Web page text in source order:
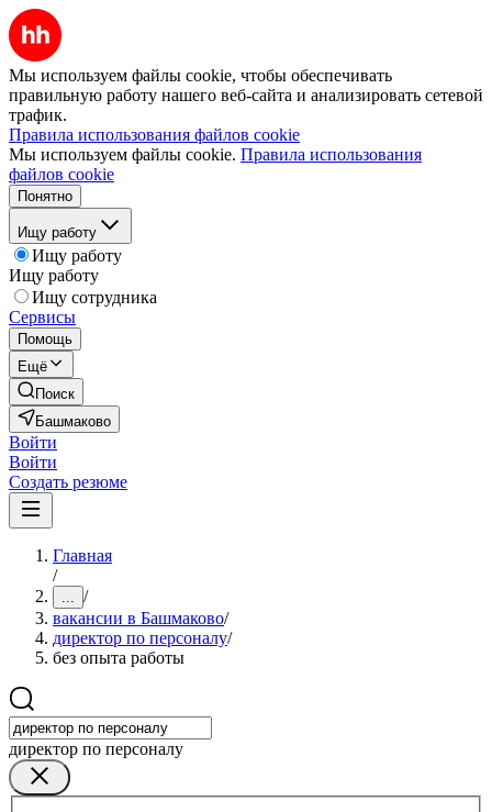
Мы используем файлы cookie, чтобы обеспечивать
правильную работу нашего веб-сайта и анализировать сетевой
трафик.
Правила использования файлов cookie
Мы используем файлы cookie. Правила использования
файлов cookie
Понятно
Ищу работу
Ищу работу
Ищу работу
Ищу сотрудника
Сервисы
Помощь
Ещё
Поиск
Башмаково
Войти
Войти
Создать резюме
Главная
/
... /
вакансии в Башмаково/
директор по персоналу/
без опыта работы
директор по персоналу